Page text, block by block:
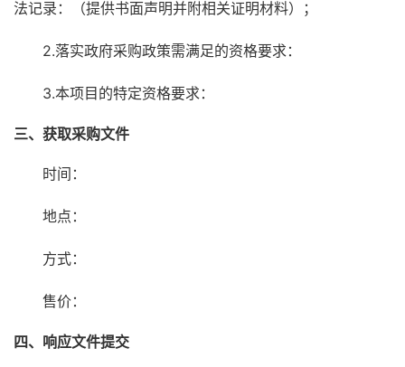
法记录：（提供书面声明并附相关证明材料）；
2.落实政府采购政策需满足的资格要求：
3.本项目的特定资格要求：
三、获取采购文件
时间：
地点：
方式：
售价：
四、响应文件提交